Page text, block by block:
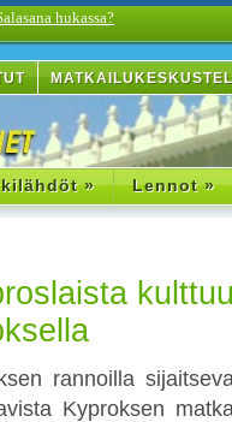
hukassa?
» Lennot »
rannoilla
Kyproksen